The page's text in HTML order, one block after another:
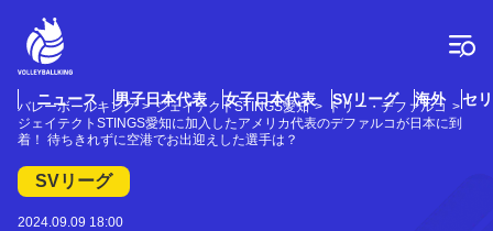
ニュース 男子日本代表 女子日本代表 SVリーグ 海外 セ
バレーボールキング ジェイテクトSTINGS愛知
トリー・デファルコ
ジェイテクトSTINGS愛知に加入したアメリカ代表のデファルコが日本に到
着！ 待ちきれずに空港でお出迎えした選手は？
SVリーグ
2024.09.09 18:00